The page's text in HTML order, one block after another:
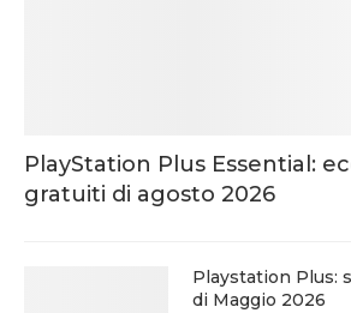
PlayStation Plus Essential:
gratuiti di agosto 2026
Playstation Plus:
di Maggio 2026